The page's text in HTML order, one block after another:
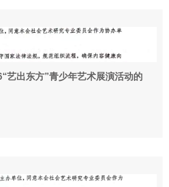
艺出东方”青少年艺术展演活动的